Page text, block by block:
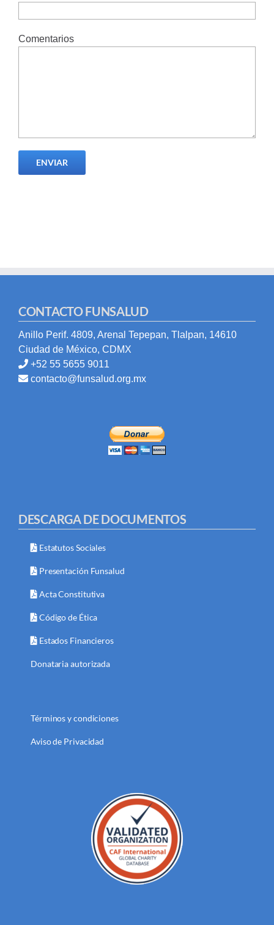
Comentarios
CONTACTO FUNSALUD
Anillo Perif. 4809, Arenal Tepepan, Tlalpan, 14610
Ciudad de México, CDMX
+52 55 5655 9011
contacto@funsalud.org.mx
DESCARGA DE DOCUMENTOS
Estatutos Sociales
Presentación Funsalud
Acta Constitutiva
Código de Ética
Estados Financieros
Donataria autorizada
Términos y condiciones
Aviso de Privacidad